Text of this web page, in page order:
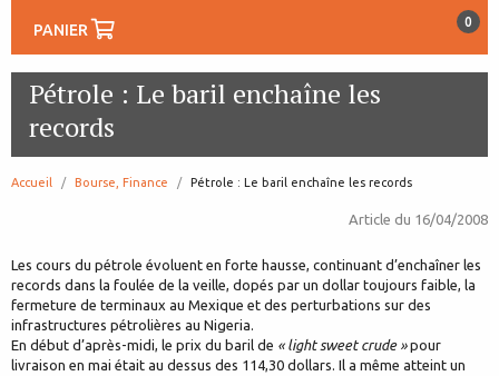
PANIER 0
Pétrole : Le baril enchaîne les
records
Accueil Bourse, Finance page:
Pétrole : Le baril enchaîne les records
Article du 16/04/2008
Les cours du pétrole évoluent en forte hausse, continuant d’enchaîner les
records dans la foulée de la veille, dopés par un dollar toujours faible, la
fermeture de terminaux au Mexique et des perturbations sur des
infrastructures pétrolières au Nigeria.
En début d’après-midi, le prix du baril de « light sweet crude »pour
livraison en mai était au dessus des 114,30 dollars. Il a même atteint un